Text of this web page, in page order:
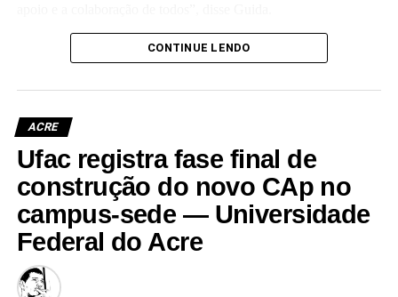
(Camila Barbosa, estagiária Ascom/Ufac)
Leia Mais: UFAC
CONTINUE LENDO
ACRE
Ufac registra fase final de
construção do novo CAp no
campus-sede — Universidade
Federal do Acre